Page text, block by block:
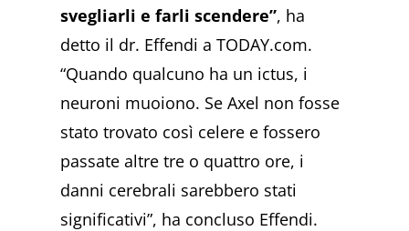
svegliarli e farli scendere”, ha
detto il dr. Effendi a TODAY.com.
“Quando qualcuno ha un ictus, i
neuroni muoiono. Se Axel non fosse
stato trovato così celere e fossero
passate altre tre o quattro ore, i
danni cerebrali sarebbero stati
significativi”, ha concluso Effendi.